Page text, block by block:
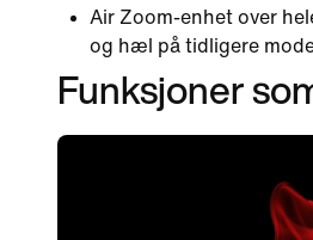
Air Zoom-enhet over
og hæl på tidligere
Funksjoner